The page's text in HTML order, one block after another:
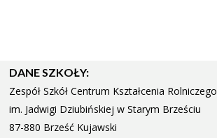
DANE SZKOŁY:
Zespół Szkół Centrum Kształcenia Rolniczego
im. Jadwigi Dziubińskiej w Starym Brześciu
87-880 Brześć Kujawski